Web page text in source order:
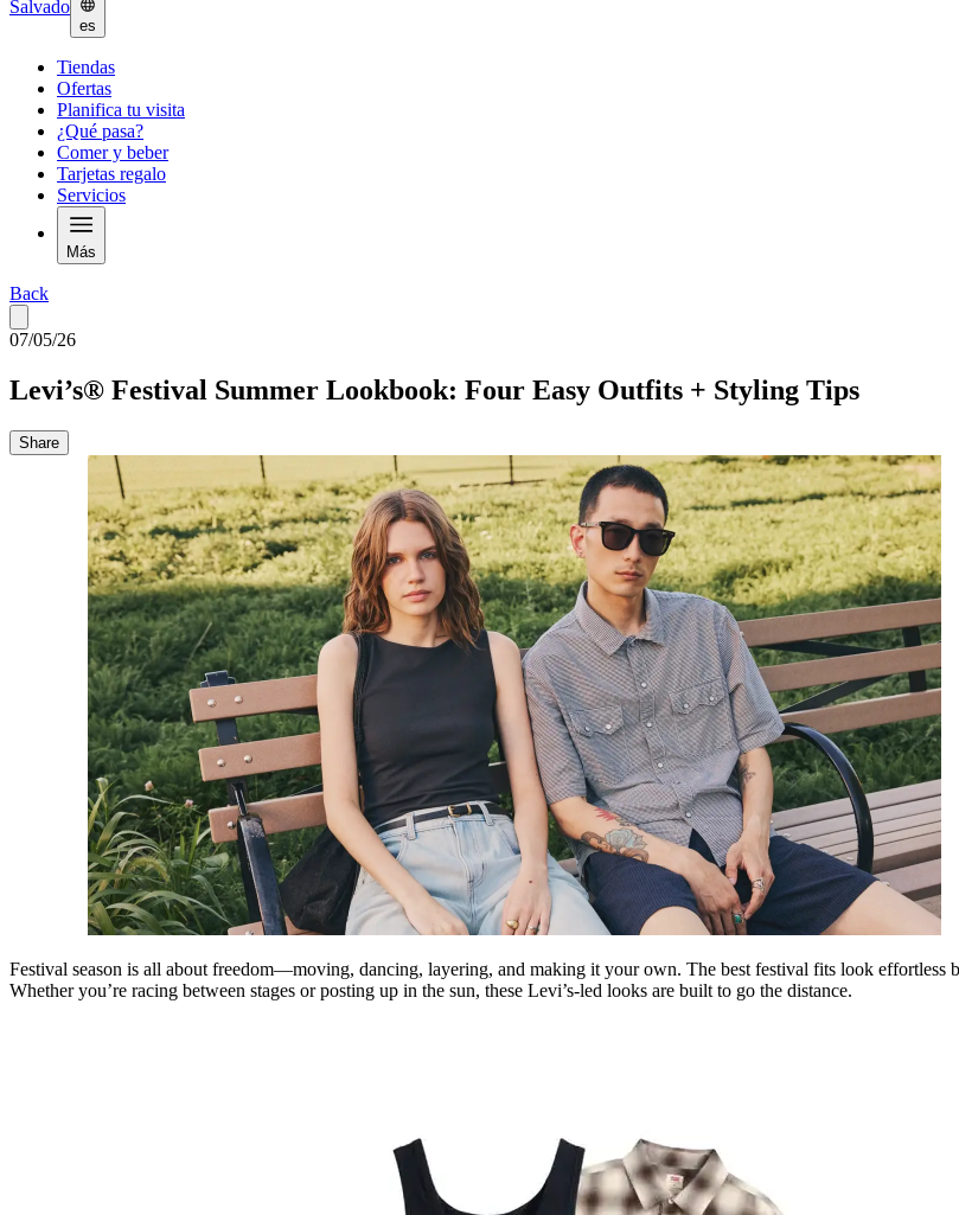
Salvado
es
Tiendas
Ofertas
Planifica tu visita
¿Qué pasa?
Comer y beber
Tarjetas regalo
Servicios
Más
Back
07/05/26
Levi’s® Festival Summer Lookbook: Four Easy Outfits + Styling Tips
Share
Festival season is all about freedom—moving, dancing, layering, and making it your own. The best festival fits look
Whetheryou’re racing between stages or posting up in the sun, these Levi’s‑led looks are built to go the distance.